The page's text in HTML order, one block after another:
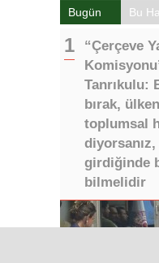
Bugün Bu
“Çerçeve
Tanrıkulu:
bırak,
toplumsal
girdiğinde
bilmelidir